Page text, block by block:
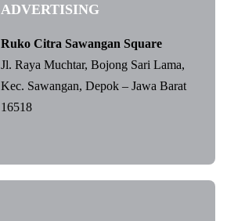
ADVERTISING
Ruko Citra Sawangan Square
Jl. Raya Muchtar, Bojong Sari Lama,
Kec. Sawangan, Depok – Jawa Barat
16518